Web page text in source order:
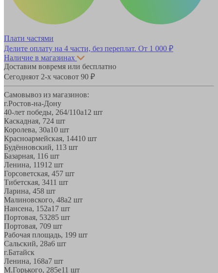
Плати частями
Делите оплату на 4 части, без переплат. От 1 000 ₽
Наличие в магазинах
Доставим вовремя или бесплатно
Сегодняот 2-х часовот 90 ₽
Самовывоз из магазинов:
г.Ростов-на-Дону
40-лет победы, 264/110а12 шт
Каскадная, 724 шт
Королева, 30а10 шт
Красноармейская, 14410 шт
Будённовский, 113 шт
Базарная, 116 шт
Ленина, 11912 шт
Горсоветская, 457 шт
Тибетская, 3411 шт
Ларина, 458 шт
Малиновского, 48а2 шт
Нансена, 152а17 шт
Портовая, 53285 шт
Портовая, 709 шт
Рабочая площадь, 199 шт
Сальский, 28a6 шт
г.Батайск
Ленина, 168а7 шт
М.Горького, 285е11 шт